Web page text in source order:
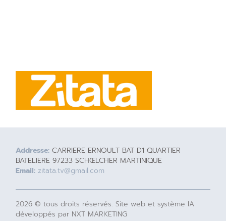
Addresse: CARRIERE ERNOULT BAT D1 QUARTIER
BATELIERE 97233 SCHŒLCHER MARTINIQUE
Email: zitata.tv@gmail.com
2026 © tous droits réservés. Site web et système IA
développés par NXT MARKETING